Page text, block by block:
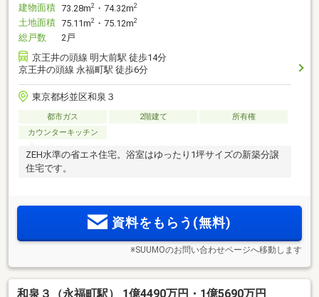
建物面積 73.28m2 ・74.32m2
土地面積 75.11m2 ・75.12m2
総戸数
2戸
京王井の頭線 明大前駅 徒歩14分
京王井の頭線 永福町駅 徒歩6分
東京都杉並区和泉３
都市ガス 2階建て
所有権
カウンターキッチン
ZEH水準の省エネ住宅。浴室はゆったり1坪サイズの新築分譲
住宅です。
資料をもらう(無料)
※SUUMOのお問い合わせページへ移動します
和泉３（永福町駅） 1億4490万円・1億5690万円